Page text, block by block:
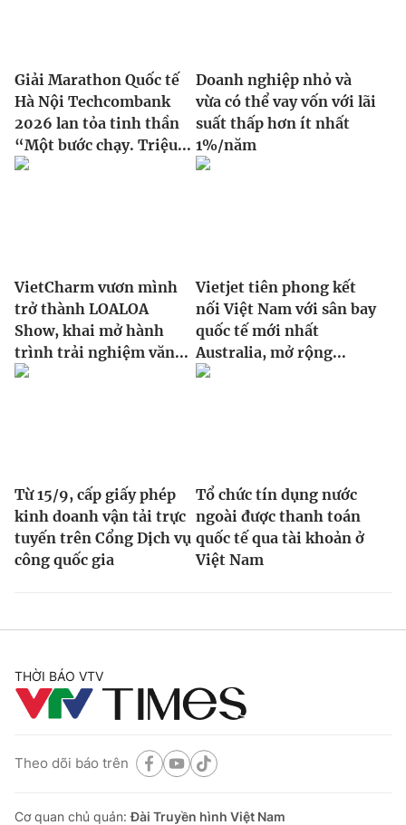
Giải Marathon Quốc tế
Hà Nội Techcombank
2026 lan tỏa tinh thần
“Một bước chạy. Triệu...
Doanh nghiệp nhỏ và
vừa có thể vay vốn với lãi
suất thấp hơn ít nhất
1%/năm
VietCharm vươn mình
trở thành LOALOA
Show, khai mở hành
trình trải nghiệm văn...
Vietjet tiên phong kết
nối Việt Nam với sân bay
quốc tế mới nhất
Australia, mở rộng...
Từ 15/9, cấp giấy phép
kinh doanh vận tải trực
tuyến trên Cổng Dịch vụ
công quốc gia
Tổ chức tín dụng nước
ngoài được thanh toán
quốc tế qua tài khoản ở
Việt Nam
THỜI BÁO VTV
Theo dõi báo trên
Cơ quan chủ quản:Đài Truyền hình Việt Nam